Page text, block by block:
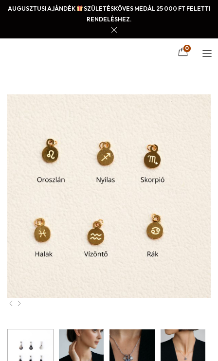
AUGUSZTUSI AJÁNDÉK
SZÜLETÉSKÖVES MEDÁL 25 000 FT FELETTI
RENDELÉSHEZ.
0